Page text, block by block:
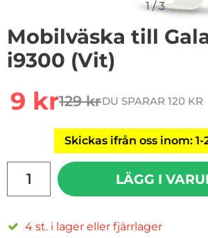
1/3
Mobilväska till
i9300 (Vit)
rea pris
9 krtidigare pris
129 krDU SPARAR 120 KR
Skickas ifrån oss inom: 1-
LÄGG I
4 st. i lager eller fjärrlager